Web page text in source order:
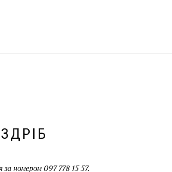
за номером 097 778 15 57.